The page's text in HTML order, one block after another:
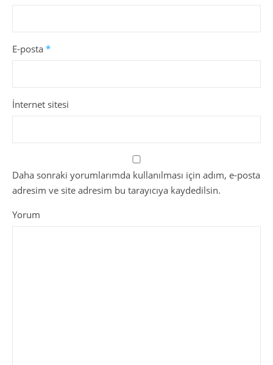
E-posta *
İnternet sitesi
Daha sonraki yorumlarımda kullanılması için adım, e-posta
adresim ve site adresim bu tarayıcıya kaydedilsin.
Yorum